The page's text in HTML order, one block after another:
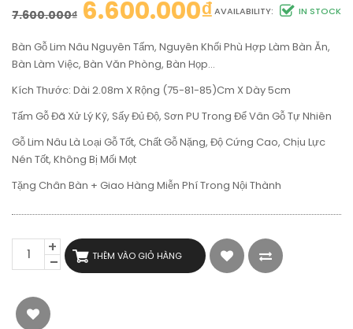
7.600.000₫ 6.600.000₫AVAILABILITY: IN STOCK
Bàn Gỗ Lim Nâu Nguyên Tấm, Nguyên Khối Phù Hợp Làm Bàn Ăn,
Bàn Làm Việc, Bàn Văn Phòng, Bàn Họp…
Kích Thước: Dài 2.08m X Rộng (75-81-85)cm X Dày 5cm
Tấm Gỗ Đã Xử Lý Kỹ, Sấy Đủ Độ, Sơn PU Trong Để Vân Gỗ Tự Nhiên
Gỗ Lim Nâu Là Loại Gỗ Tốt, Chất Gỗ Nặng, Độ Cứng Cao, Chịu Lực
Nén Tốt, Không Bị Mối Mọt
Tặng Chân Bàn + Giao Hàng Miễn Phí Trong Nội Thành
LIM
2M08
RỘNG
THÊM VÀO GIỎ HÀNG